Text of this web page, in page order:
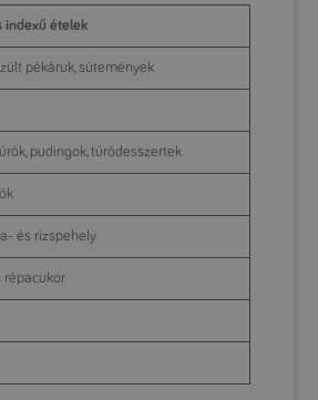
indexű ételek
pékáruk, sütemények
pudingok, túródesszertek
és rizspehely
répacukor